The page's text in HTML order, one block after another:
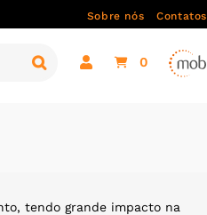
Sobre nós Contatos
0
tendo grande impacto na